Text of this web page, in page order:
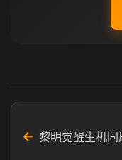
← 黎明觉醒生机